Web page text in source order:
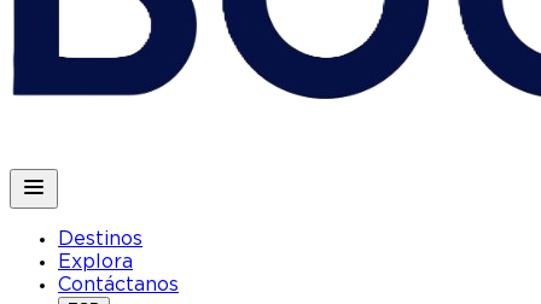
Destinos
Explora
Contáctanos